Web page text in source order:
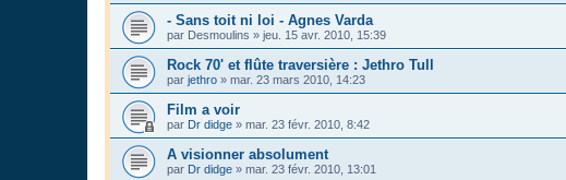
- Sans toit ni loi - Agnes Varda
par Desmoulins » jeu. 15 avr. 2010, 15:39
Rock 70' et flûte traversière : Jethro Tull
par jethro » mar. 23 mars 2010, 14:23
Film a voir
par Dr didge » mar. 23 févr. 2010, 8:42
A visionner absolument
par Dr didge » mar. 23 févr. 2010, 13:01